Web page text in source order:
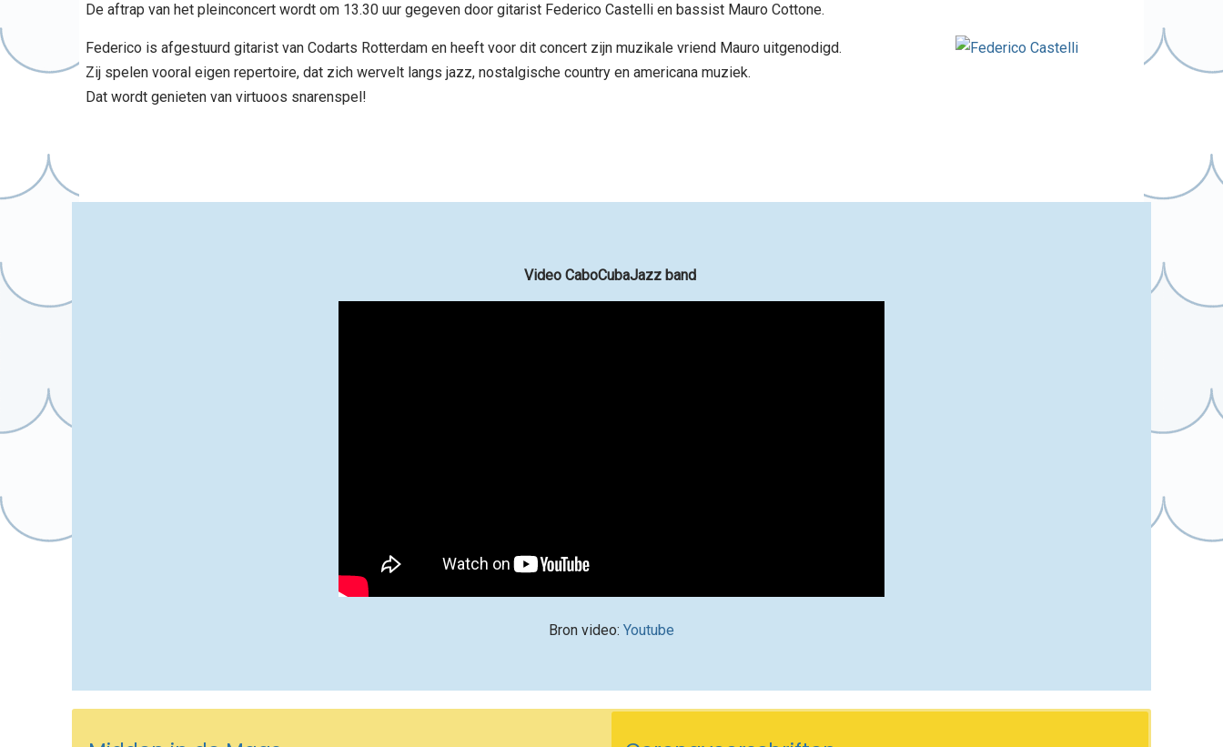
De aftrap van het pleinconcert wordt om 13.30 uur gegeven door gitarist Federico Castelli en bassist Mauro Cottone.
Federico is afgestuurd gitarist van Codarts Rotterdam en heeft voor dit concert zijn muzikale vriend Mauro uitgenodigd.
Zij spelen vooral eigen repertoire, dat zich wervelt langs jazz, nostalgische country en americana muziek.
Dat wordt genieten van virtuoos snarenspel!
Video CaboCubaJazz band
Bron video: Youtube